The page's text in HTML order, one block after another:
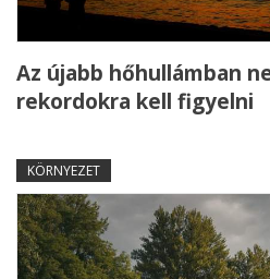
Az újabb hőhullámban
rekordokra kell figyelni
KÖRNYEZET